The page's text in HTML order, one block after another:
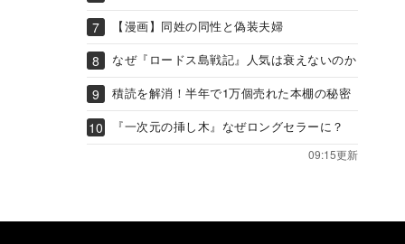
【漫画】同姓の同性と偽装夫婦
なぜ『ロードス島戦記』人気は衰えないのか
積読を解消！半年で1万個売れた本棚の秘密
『一次元の挿し木』なぜロングセラーに？
09:15更新